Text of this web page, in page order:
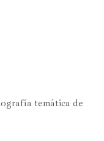
temática de